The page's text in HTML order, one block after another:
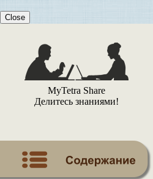
Close
MyTetra Share
Делитесь знаниями!